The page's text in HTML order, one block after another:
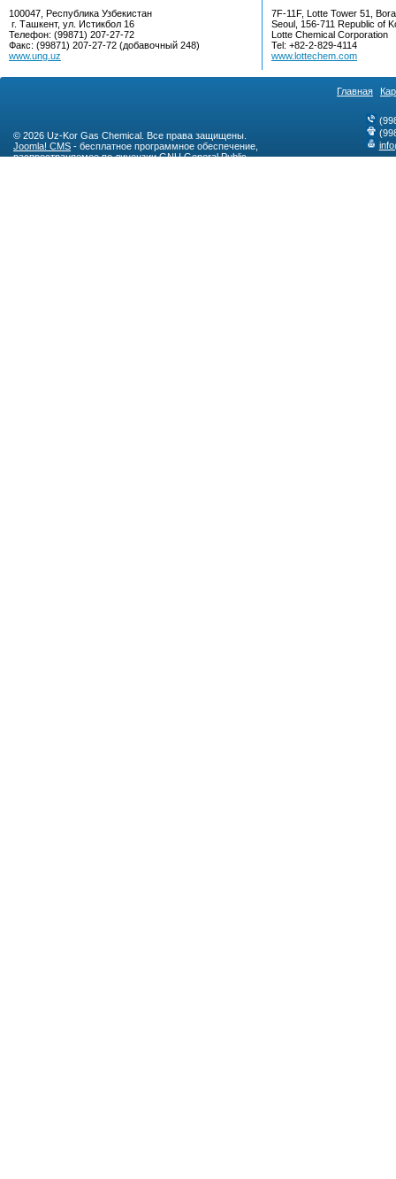
100047, Республика Узбекистан
г. Ташкент, ул. Истикбол 16
Телефон: (99871) 207-27-72
Факс: (99871) 207-27-72 (добавочный 248)
www.ung.uz
7F-11F, Lotte Tower 51,
Seoul, 156-711 Republic of
Lotte Chemical Corporation
Tel: +82-2-829-4114
www.lottechem.com
Главная
© 2026 Uz-Kor Gas Chemical. Все права защищены.
Joomla! CMS - бесплатное программное обеспечение,
распространяемое по лицензииGNU General Public